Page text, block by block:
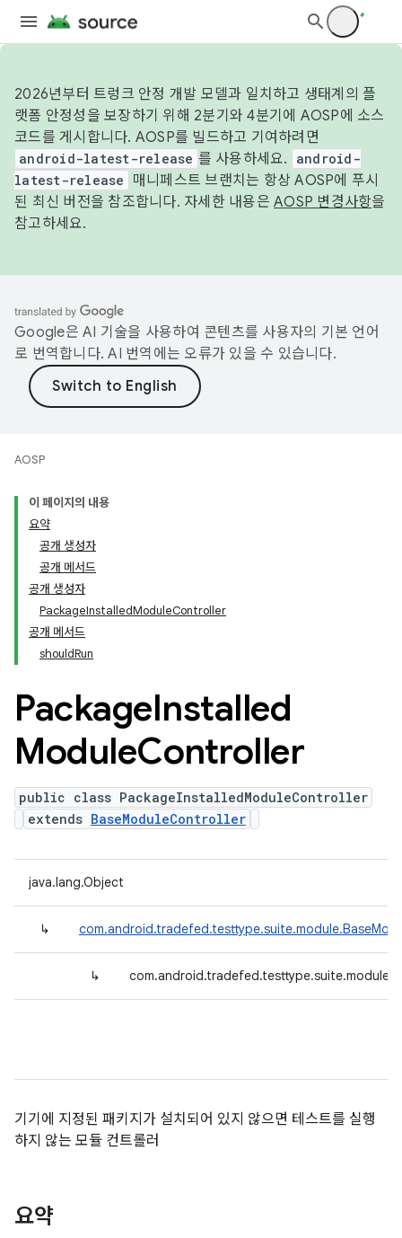
2026년부터 트렁크 안정 개발 모델과 일치하고 생태계의 플
랫폼 안정성을 보장하기 위해 2분기와 4분기에 AOSP에 소스
코드를 게시합니다. AOSP를 빌드하고 기여하려면
android-latest-release 를 사용하세요.
android-
latest-release
매니페스트 브랜치는 항상 AOSP에 푸시
된 최신 버전을 참조합니다. 자세한 내용은 AOSP 변경사항을
참고하세요.
Google은 AI 기술을 사용하여 콘텐츠를 사용자의 기본 언어
로 번역합니다. AI 번역에는 오류가 있을 수 있습니다.
AOSP
이 페이지의 내용
요약
공개 생성자
공개 메서드
공개 생성자
PackageInstalledModuleController
공개 메서드
shouldRun
PackageInstalled
ModuleController
public class PackageInstalledModuleController
extends BaseModuleController
java.lang.Object
↳
↳
기기에 지정된 패키지가 설치되어 있지 않으면 테스트를 실행
하지 않는 모듈 컨트롤러
요약